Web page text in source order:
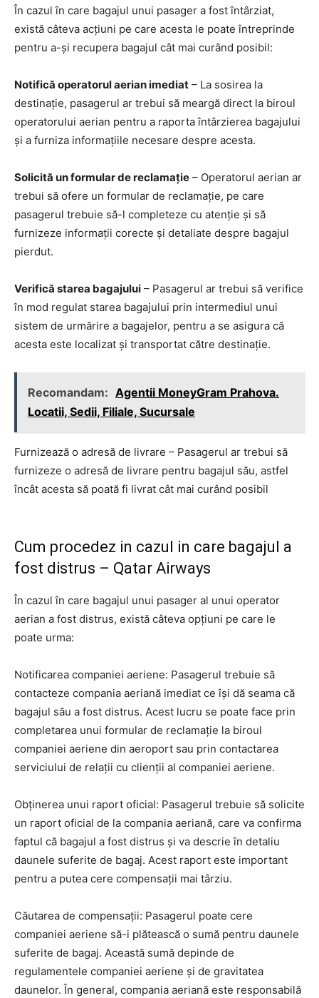
În cazul în care bagajul unui pasager a fost întârziat,
există câteva acțiuni pe care acesta le poate întreprinde
pentru a-și recupera bagajul cât mai curând posibil:
Notifică operatorul aerian imediat – La sosirea la
destinație, pasagerul ar trebui să meargă direct la biroul
operatorului aerian pentru a raporta întârzierea bagajului
și a furniza informațiile necesare despre acesta.
Solicită un formular de reclamație – Operatorul aerian ar
trebui să ofere un formular de reclamație, pe care
pasagerul trebuie să-l completeze cu atenție și să
furnizeze informații corecte și detaliate despre bagajul
pierdut.
Verifică starea bagajului – Pasagerul ar trebui să verifice
în mod regulat starea bagajului prin intermediul unui
sistem de urmărire a bagajelor, pentru a se asigura că
acesta este localizat și transportat către destinație.
Recomandam: Agentii MoneyGram Prahova.
Locatii, Sedii, Filiale, Sucursale
Furnizează o adresă de livrare – Pasagerul ar trebui să
furnizeze o adresă de livrare pentru bagajul său, astfel
încât acesta să poată fi livrat cât mai curând posibil
Cum procedez in cazul in care bagajul a
fost distrus – Qatar Airways
În cazul în care bagajul unui pasager al unui operator
aerian a fost distrus, există câteva opțiuni pe care le
poate urma:
Notificarea companiei aeriene: Pasagerul trebuie să
contacteze compania aeriană imediat ce își dă seama că
bagajul său a fost distrus. Acest lucru se poate face prin
completarea unui formular de reclamație la biroul
companiei aeriene din aeroport sau prin contactarea
serviciului de relații cu clienții al companiei aeriene.
Obținerea unui raport oficial: Pasagerul trebuie să solicite
un raport oficial de la compania aeriană, care va confirma
faptul că bagajul a fost distrus și va descrie în detaliu
daunele suferite de bagaj. Acest raport este important
pentru a putea cere compensații mai târziu.
Căutarea de compensații: Pasagerul poate cere
companiei aeriene să-i plătească o sumă pentru daunele
suferite de bagaj. Această sumă depinde de
regulamentele companiei aeriene și de gravitatea
daunelor. În general, compania aeriană este responsabilă